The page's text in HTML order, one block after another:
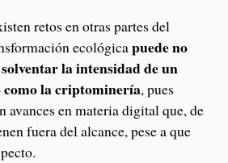
retos en otras partes del
ecológicapuede no
la intensidad de un
como la criptominería, pues
avances en materia digital que, de
fuera del alcance, pese a que